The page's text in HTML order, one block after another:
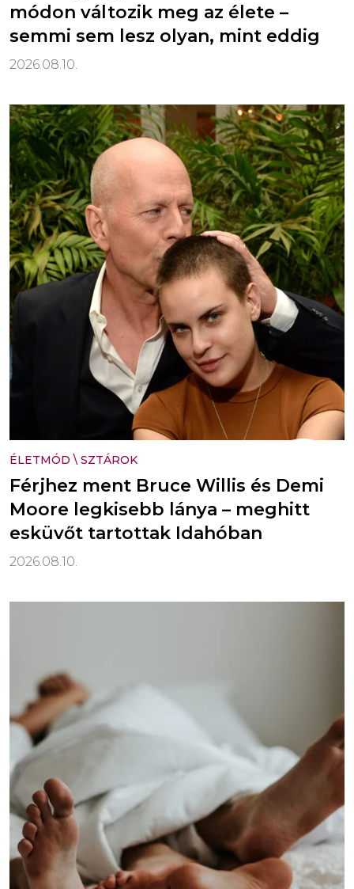
módon változik meg az élete –
semmi sem lesz olyan, mint eddig
2026.08.10.
ÉLETMÓD \ SZTÁROK
Férjhez ment Bruce Willis és Demi
Moore legkisebb lánya – meghitt
esküvőt tartottak Idahóban
2026.08.10.